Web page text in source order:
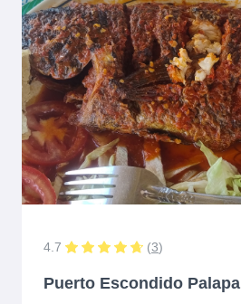
4.7 (3)
Puerto Escondido Palapa